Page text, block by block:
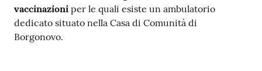
vaccinazioni per le quali esiste un ambulatorio
dedicato situato nella Casa di Comunità di
Borgonovo.